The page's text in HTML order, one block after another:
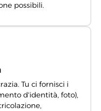
possibili.
Tu ci fornisci i
d'identità, foto),